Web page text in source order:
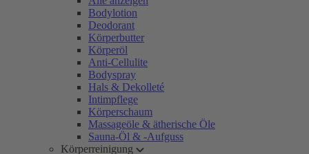
Bodylotion
Deodorant
Körperbutter
Körperöl
Anti-Cellulite
Bodyspray
Hals & Dekolleté
Intimpflege
Körperschaum
Massageöle & ätherische Öle
Sauna-Öl & -Aufguss
Körperreinigung